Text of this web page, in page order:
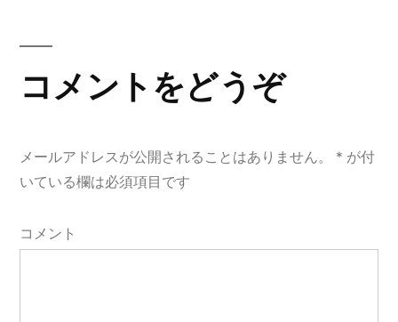
ビ
ゲ
シ
ョ
ン
コメントをどうぞ
メールアドレスが公開されることはありません。 * が付
いている欄は必須項目です
コメント